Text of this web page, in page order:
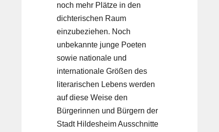
noch mehr Plätze in den
dichterischen Raum
einzubeziehen. Noch
unbekannte junge Poeten
sowie nationale und
internationale Größen des
literarischen Lebens werden
auf diese Weise den
Bürgerinnen und Bürgern der
Stadt Hildesheim Ausschnitte